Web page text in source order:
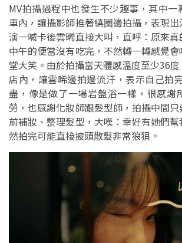
MV拍攝過程中也發生不少趣事，其中一
車內，讓攝影師推著繞圈邊拍攝，表現
演一喊卡後雲晞直接大叫，直呼：原來
中午的便當沒有吃完，不然轉一轉感覺
堂大笑。由於拍攝當天體感溫度至少36
店內，讓雲晞邊拍邊流汗，表示自己拍
盡，像是做了一場岩盤浴一樣，很感謝
勞，也感謝化妝師跟髮型師，拍攝中間
前補妝、整理髮型，大嘆：幸好有她們
然拍完可能直接披頭散髮非常狼狽。